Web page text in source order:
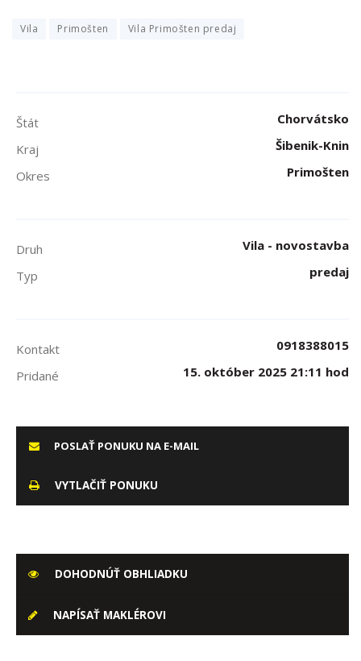
Vila Primošten Vila Primošten predaj
Štát
Chorvátsko
Kraj
Šibenik-Knin
Okres
Primošten
Druh
Vila - novostavba
Typ
predaj
Kontakt
0918388015
Pridané
15. október 2025 21:11 hod
POSLAŤ PONUKU NA E-MAIL
VYTLAČIŤ PONUKU
DOHODNÚŤ OBHLIADKU
NAPÍSAŤ MAKLÉROVI